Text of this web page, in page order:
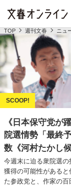
TOP 週刊文春 ニュ
《日本保守党が
院選情勢「最終
数《河村たかし
今週末に迫る衆院選
獲得の可能性がある
た参政党と、作家の